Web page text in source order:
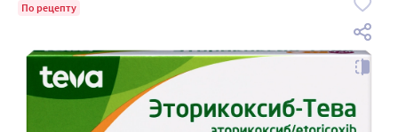
По рецепту